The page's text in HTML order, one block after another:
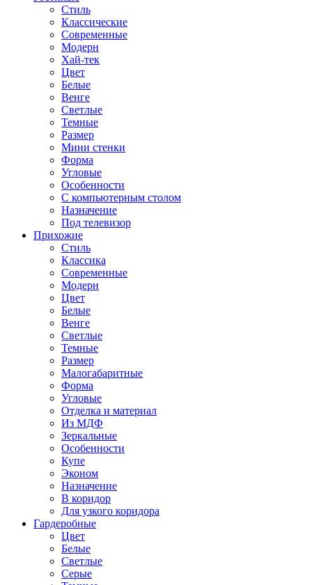
Стиль
Классические
Современные
Модерн
Хай-тек
Цвет
Белые
Венге
Светлые
Темные
Размер
Мини стенки
Форма
Угловые
Особенности
С компьютерным столом
Назначение
Под телевизор
Прихожие
Стиль
Классика
Современные
Модерн
Цвет
Белые
Венге
Светлые
Темные
Размер
Малогабаритные
Форма
Угловые
Отделка и материал
Из МДФ
Зеркальные
Особенности
Купе
Эконом
Назначение
В коридор
Для узкого коридора
Гардеробные
Цвет
Белые
Светлые
Серые